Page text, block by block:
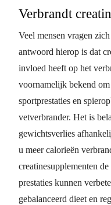
Verbrandt
Veel mensen vragen
antwoord hierop is dat
invloed heeft op het
voornamelijk bekend
sportprestaties en
vetverbrander. Het is
gewichtsverlies
u meer calorieën
creatinesupplementen
prestaties kunnen
gebalanceerd dieet en